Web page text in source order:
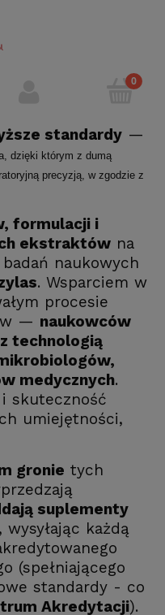
standardy —
dzięki którym z dumą
precyzją, w zgodzie z
formulacji i
ekstraktów na
naukowych
. Wsparciem w
procesie
— naukowców
technologią
medycznych.
skuteczność
umiejętności,
gronie tych
suplementy
, wysyłając każdą
(spełniającego
standardy - co
Akredytacji).